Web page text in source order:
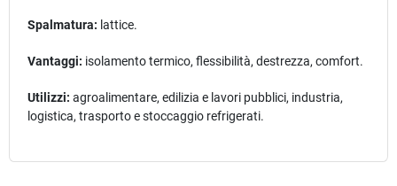
Spalmatura: lattice.
Vantaggi: isolamento termico, flessibilità, destrezza, comfort.
Utilizzi: agroalimentare, edilizia e lavori pubblici, industria,
logistica, trasporto e stoccaggio refrigerati.